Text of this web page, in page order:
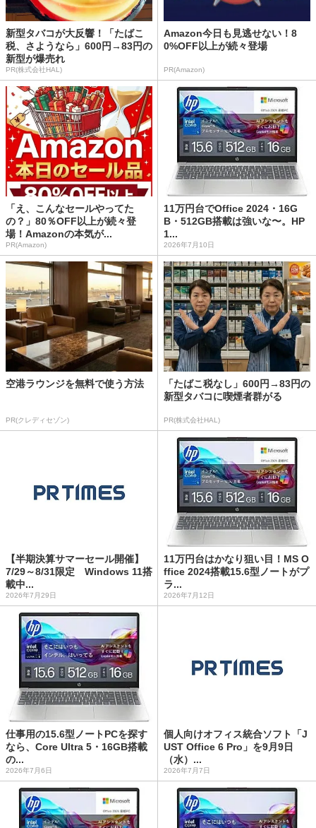
新型タバコが大反響！「たばこ
税、さようなら」600円→83円の
新型が爆売れ
PR(株式会社HAL)
Amazon今日も見逃せない！8
0%OFF以上が続々登場
PR(Amazon)
「え、こんなセールやってた
の？」80％OFF以上が続々登
場！Amazonの本気が...
PR(Amazon)
11万円台でOffice 2024・16G
B・512GB搭載は強いな〜。HP
1...
2026年7月10日
空港ラウンジを無料で使う方法
PR(クレディセゾン)
「たばこ税なし」600円→83円の
新型タバコに喫煙者群がる
PR(株式会社HAL)
【半期決算サマーセール開催】
7/29～8/31限定 Windows 11搭
載中...
2026年7月29日
11万円台はかなり狙い目！MS O
ffice 2024搭載15.6型ノートがプ
ラ...
2026年7月12日
仕事用の15.6型ノートPCを探す
なら、Core Ultra 5・16GB搭載
の...
2026年7月6日
個人向けオフィス統合ソフト「J
UST Office 6 Pro」を9月9日
（水）...
2026年7月7日